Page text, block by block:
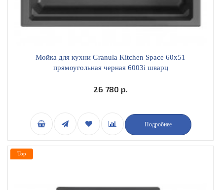
Мойка для кухни Granula Kitchen Space 60х51
прямоугольная черная 6003i шварц
26 780 р.
Подробнее
Top